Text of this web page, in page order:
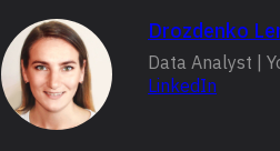
Drozdenko
Data Analyst |
LinkedIn